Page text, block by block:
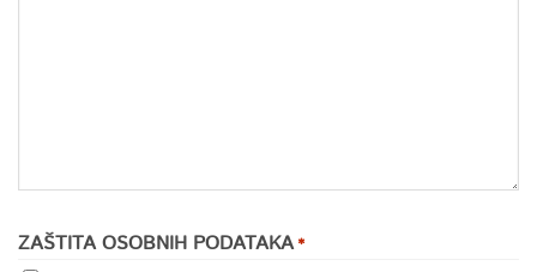
ZAŠTITA OSOBNIH PODATAKA *